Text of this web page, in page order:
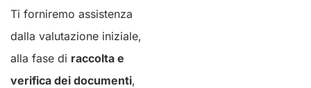
Ti forniremo assistenza
dalla valutazione iniziale,
alla fase di raccolta e
verifica dei documenti,